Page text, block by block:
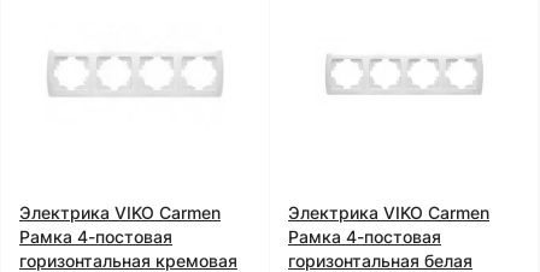
Электрика VIKO Carmen
Рамка 4-постовая
горизонтальная кремовая
Электрика VIKO Carmen
Рамка 4-постовая
горизонтальная белая